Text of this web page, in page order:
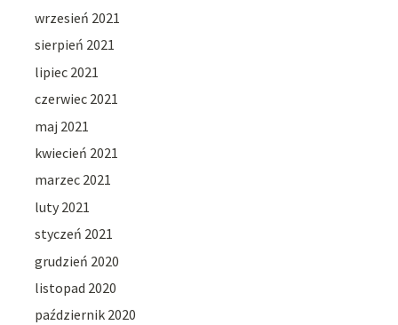
wrzesień 2021
sierpień 2021
lipiec 2021
czerwiec 2021
maj 2021
kwiecień 2021
marzec 2021
luty 2021
styczeń 2021
grudzień 2020
listopad 2020
październik 2020